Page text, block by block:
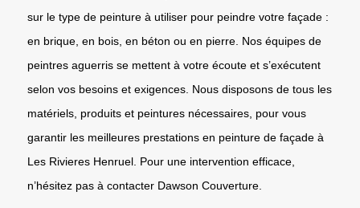
sur le type de peinture à utiliser pour peindre votre façade :
en brique, en bois, en béton ou en pierre. Nos équipes de
peintres aguerris se mettent à votre écoute et s’exécutent
selon vos besoins et exigences. Nous disposons de tous les
matériels, produits et peintures nécessaires, pour vous
garantir les meilleures prestations en peinture de façade à
Les Rivieres Henruel. Pour une intervention efficace,
n’hésitez pas à contacter Dawson Couverture.